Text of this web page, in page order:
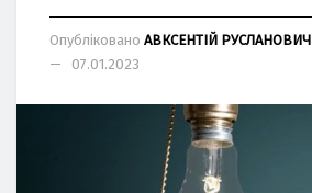
Опубліковано АВКСЕНТІЙ РУСЛАНОВИЧ
07.01.2023